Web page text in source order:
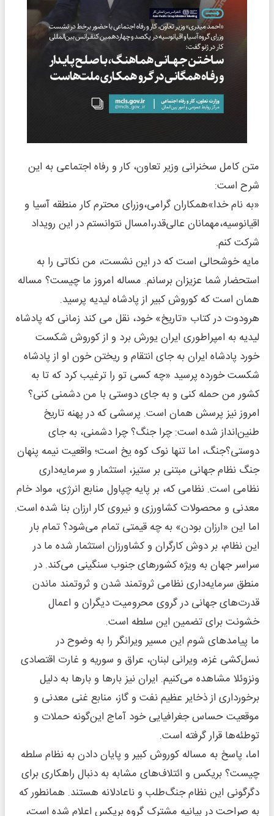
متن کامل سخنرانی وزیر تعاون، کار و رفاه اجتماعی به این
شرح است:
«به نام خدا»همکاران گرامی،وزرای محترم کار منطقه آسیا و
اقیانوسیه،مهمانان عالی‌قدر،امسال نتوانستم در این رویداد
شرکت کنم.
مایه خوشحالی است که در این نشست، من نکاتی را به
استحضار شما عزیزان برسانم. مساله امروز ما چیست؟ مساله
همان است که کوروش کبیر از پادشاه لیدیه پرسید.
هرودوت در کتاب «تاریخ» خود، نقل می کند زمانی که پادشاه
لیدیه به امپراطوری ایران یورش برد و از کوروش شکست
خورد پادشاه ایران به جای انتقام و ریختن خون او از پادشاه
شکست خورده پرسید «چه کسی تو را ترغیب کرد که تا به
کشور من حمله کنی و به جای دوستی با من دشمنی کنی؟
امروز نیز پرسش همان است. پرسشی که در پهنه تاریخ
طنین‌انداز شده است: چرا جنگ؟ چرا دشمنی، به جای
دوستی؟جنگ، اما تنها نوک کوه یخ است؛ واقعیت نیمه پنهان
جنگ نظام جهانی مبتنی بر ستیز، استثمار و سرمایه‌داری
نظامی است. نظامی که، بر پایه چپاول منابع انرژی، مواد خام
معدنی و محصولات کشاورزی و نیروی کار ارزان بنا شده است.
اما این «ارزان بودن» به چه قیمتی تمام می‌شود؟ تمام بار
این نظام، بر دوش کارگران و کشاورزان استثمار شده ما در
سراسر جهان به ویژه کشورهای جنوب سنگینی می‌کند. در
منطق سرمایه‌داری نظامی ثروتمند شدن و ثروتمند ماندن
قدرت‌های جهانی در گروی محرومیت دیگران و اعمال
خشونت برای تضمین این سلطه است.
ما پیامدهای شوم این مسیر ویرانگر را به وضوح در
نسل‌کشی غزه، ویرانی لبنان، عراق و سوریه و غارت اقتصادی
ونزوئلا مشاهده می‌کنیم. ایران نیز بارها و بارها به دلیل
برخورداری از ذخایر عظیم نفت و گاز، منابع غنی معدنی و
موقعیت حساس جغرافیایی خود آماج این‌گونه حملات و
توطئه‌ها قرار گرفته است.
اما، پاسخ به مساله کوروش کبیر و پایان دادن به نظام سلطه
چیست؟ بریکس و ائتلاف‌های مشابه به دنبال راهکاری برای
دگرگونی این نظام جنگ‌طلب و ناعادلانه هستند. همانطور که
به صراحت در بیانیه مشترک گروه بریکس اعلام شده است،